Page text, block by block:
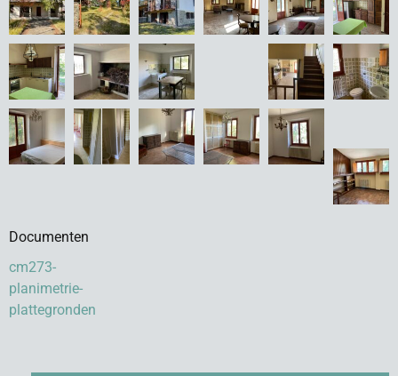
Documenten
cm273-
planimetrie-
plattegronden